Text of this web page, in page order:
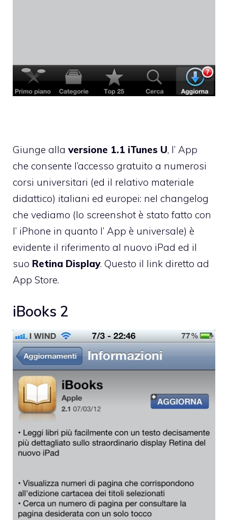
Giunge alla versione 1.1 iTunes U, l’ App
che consente l’accesso gratuito a numerosi
corsi universitari (ed il relativo materiale
didattico) italiani ed europei: nel changelog
che vediamo (lo screenshot è stato fatto con
l’ iPhone in quanto l’ App è universale) è
evidente il riferimento al nuovo iPad ed il
suo Retina Display. Questo il link diretto ad
App Store.
iBooks 2